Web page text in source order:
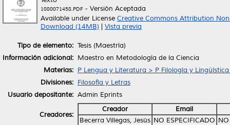
1080071458.PDF - Versión Aceptada
Available under License Creative Commons Attribution
Download (14MB)
Vista previa
Tipo de elemento: Tesis (Maestría)
Información adicional: Maestro en Metodología de la Ciencia
Materias: P Lengua y Literatura > P Filología y
Divisiones: Filosofía y Letras
Usuario depositante: Admin Eprints
Creadores:
Creador
Email
Becerra Villegas, Jesús NO ESPECIFICADO